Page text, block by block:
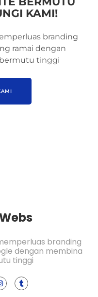
KAMI!
branding
ramai dengan
bermutu tinggi
branding
dengan membina
tinggi